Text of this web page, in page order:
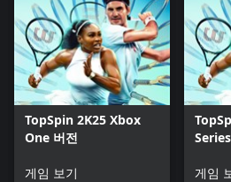
수 기능을 이용하려면 인터넷 연결이
용자가 항상 이용할 수 없을 수 있고, 다
없이 종료, 수정 또는 제공될 수 있습니
ToS, 행동 수칙 또는 기타 정책을 위반
계정이 제한되거나 종료될 수 있습니다.
드에는 광대역 인터넷 서비스가 필요하
과 계정 등록이 필요할 수 있습니다. 관
임져야 합니다. 무단 복제, 개조, 리버스
전송, 공연, 렌탈, 돈을 받고 하는 플레
되며 ToS 위반으로 간주합니다.
TopSpin 2K25 Xbox
One 버전
게임 보기 게임